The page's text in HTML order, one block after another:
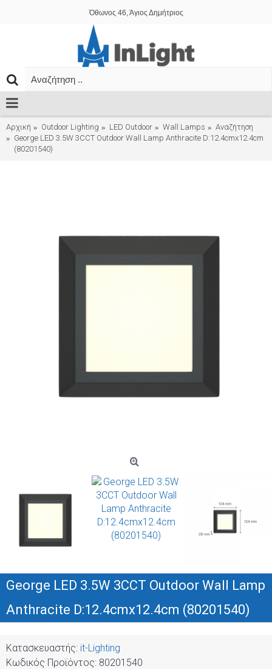
Όθωνος 46, Άγιος Δημήτριος
Αρχική Outdoor Lighting LED Outdoor Wall Lamps
Αναζήτηση
George LED 3.5W 3CCT Outdoor Wall Lamp Anthracite D:12.4cmx12.4cm
(80201540)
George LED 3.5W 3CCT Outdoor Wall Lamp
Anthracite D:12.4cmx12.4cm (80201540)
Κατασκευαστής: it-Lighting
Κωδικός Προϊόντος: 80201540